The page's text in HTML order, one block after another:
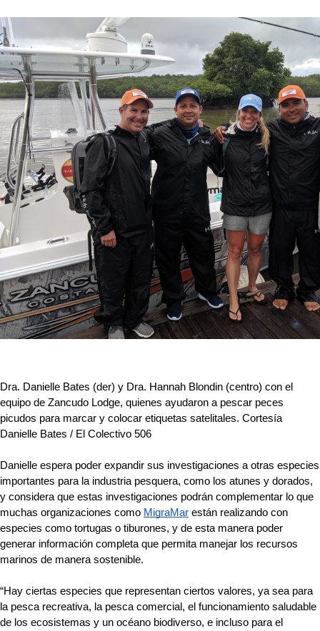
Dra. Danielle Bates (der) y Dra. Hannah Blondin (centro) con el
equipo de Zancudo Lodge, quienes ayudaron a pescar peces
picudos para marcar y colocar etiquetas satelitales. Cortesía
Danielle Bates / El Colectivo 506
Danielle espera poder expandir sus investigaciones a otras especies
importantes para la industria pesquera, como los atunes y dorados,
y considera que estas investigaciones podrán complementar lo que
muchas organizaciones como MigraMar están realizando con
especies como tortugas o tiburones, y de esta manera poder
generar información completa que permita manejar los recursos
marinos de manera sostenible.
“Hay ciertas especies que representan ciertos valores, ya sea para
la pesca recreativa, la pesca comercial, el funcionamiento saludable
de los ecosistemas y un océano biodiverso, e incluso para el